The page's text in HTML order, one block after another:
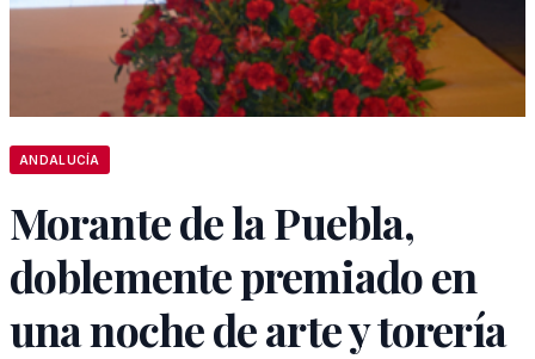
ANDALUCÍA
Morante de la Puebla,
doblemente premiado en
una noche de arte y torería